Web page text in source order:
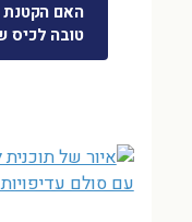
האם הקטנת
טובה לכיס